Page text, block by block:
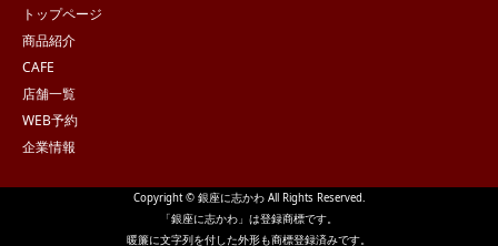
トップページ
商品紹介
CAFE
店舗一覧
WEB予約
企業情報
Copyright © 銀座に志かわ All Rights Reserved.
「銀座に志かわ」は登録商標です。
暖簾に文字列を付した外形も商標登録済みです。